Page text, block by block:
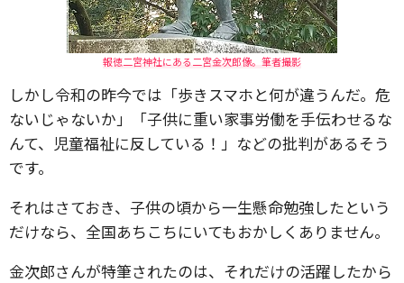
報徳二宮神社にある二宮金次郎像。筆者撮影
しかし令和の昨今では「歩きスマホと何が違うんだ。危
ないじゃないか」「子供に重い家事労働を手伝わせるな
んて、児童福祉に反している！」などの批判があるそう
です。
それはさておき、子供の頃から一生懸命勉強したという
だけなら、全国あちこちにいてもおかしくありません。
金次郎さんが特筆されたのは、それだけの活躍したから